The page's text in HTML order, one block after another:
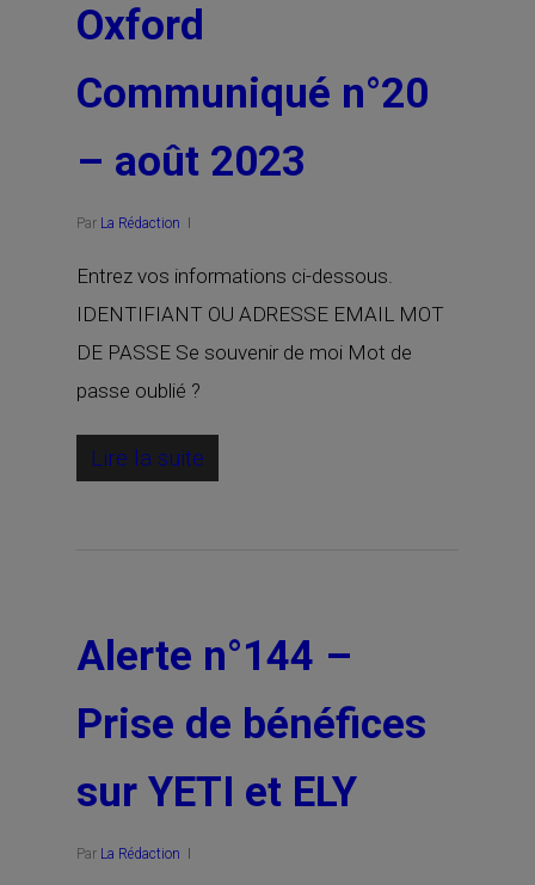
Oxford
Communiqué n°20
– août 2023
Par La Rédaction
Entrez vos informations ci-dessous.
IDENTIFIANT OU ADRESSE EMAIL MOT
DE PASSE Se souvenir de moi Mot de
passe oublié ?
Lire la suite
Alerte n°144 –
Prise de bénéfices
sur YETI et ELY
Par La Rédaction